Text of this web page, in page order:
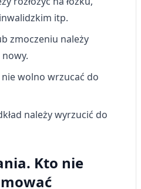
itp.
zmoczeniu należy
wolno wrzucać do
należy wyrzucić do
Kto nie
treści
celu doboru